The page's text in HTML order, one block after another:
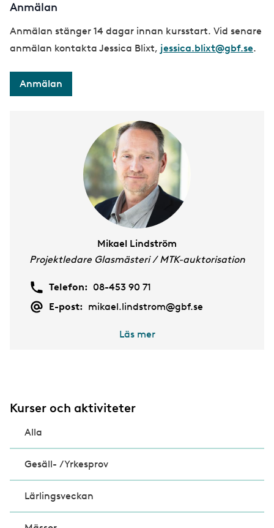
Anmälan
Anmälan stänger 14 dagar innan kursstart. Vid senare
anmälan kontakta Jessica Blixt, jessica.blixt@gbf.se.
Anmälan
Mikael Lindström
Projektledare Glasmästeri / MTK-auktorisation
Telefon: 08-453 90 71
E-post: mikael.lindstrom@gbf.se
Läs mer
Kurser och aktiviteter
Alla
Gesäll- /Yrkesprov
Lärlingsveckan